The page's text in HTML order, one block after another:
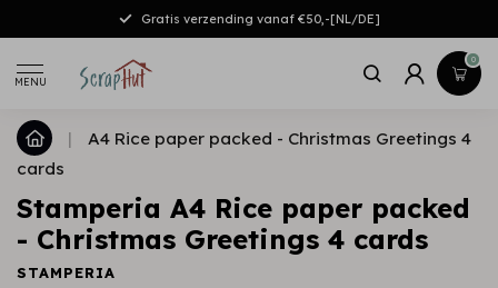
Gratis verzending vanaf €50,-[NL/DE]
MENU
0
|
A4 Rice paper packed - Christmas Greetings 4
cards
Stamperia A4 Rice paper packed
- Christmas Greetings 4 cards
STAMPERIA